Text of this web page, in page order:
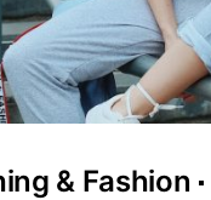
& Fashion